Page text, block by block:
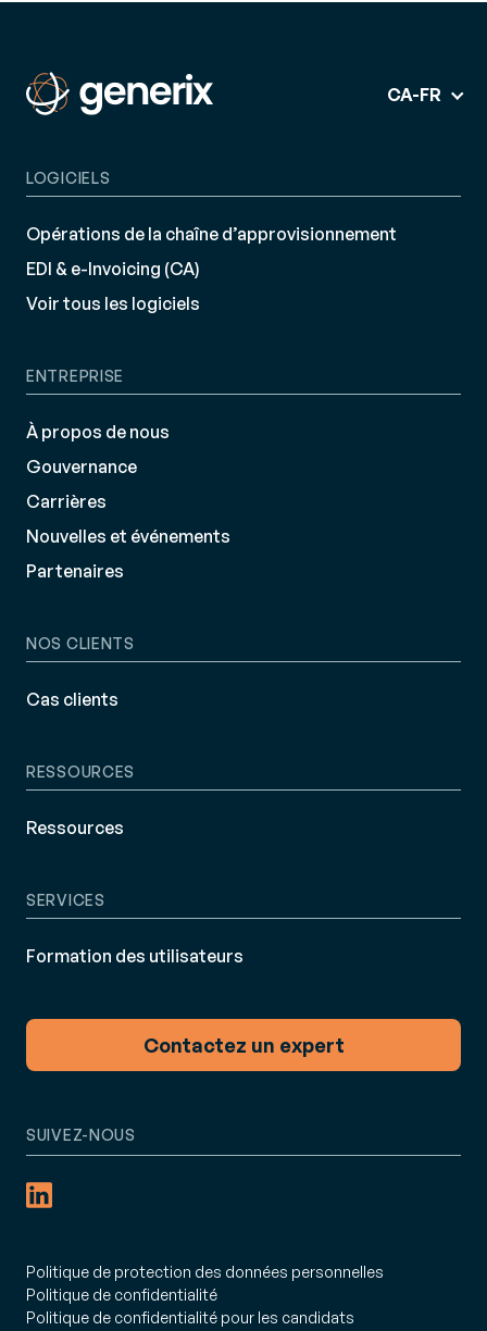
CA-FR
LOGICIELS
Opérations de la chaîne d’approvisionnement
EDI & e-Invoicing (CA)
Voir tous les logiciels
ENTREPRISE
À propos de nous
Gouvernance
Carrières
Nouvelles et événements
Partenaires
NOS CLIENTS
Cas clients
RESSOURCES
Ressources
SERVICES
Formation des utilisateurs
Contactez un expert
Politique de protection des données personnelles
Politique de confidentialité
Politique de confidentialité pour les candidats
SUIVEZ-NOUS